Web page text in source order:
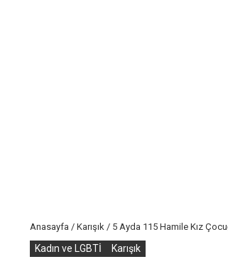
Anasayfa / Karışık / 5 Ayda 115 Hamile Kız
Kadın ve LGBTİ Karışık